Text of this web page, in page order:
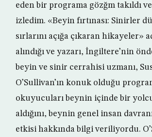
eden bir programa gözğm takıldı
izledim. «Beyin fırtınası: Sinirler
sırlarını açığa çıkaran hikayeler»
alındığı ve yazarı, İngiltere’nin
beyin ve sinir cerrahisi uzmanı,
O’Sullivan’ın konuk olduğu
okuyucuları beynin içinde bir
aldığını, beynin genel insan
etkisi hakkında bilgi veriliyordu.